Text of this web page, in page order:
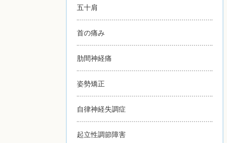
五十肩
首の痛み
肋間神経痛
姿勢矯正
自律神経失調症
起立性調節障害